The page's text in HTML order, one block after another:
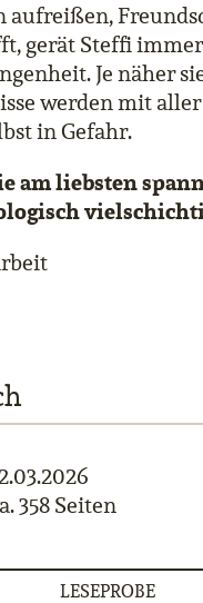
gerät Steffi
Je näher
werden mit
in Gefahr.
am liebsten
358 Seiten
LESEPROBE